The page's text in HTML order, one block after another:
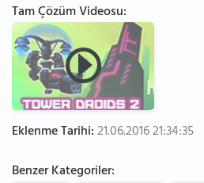
Tam Çözüm Videosu:
Eklenme Tarihi:21.06.2016 21:34:35
Benzer Kategoriler: